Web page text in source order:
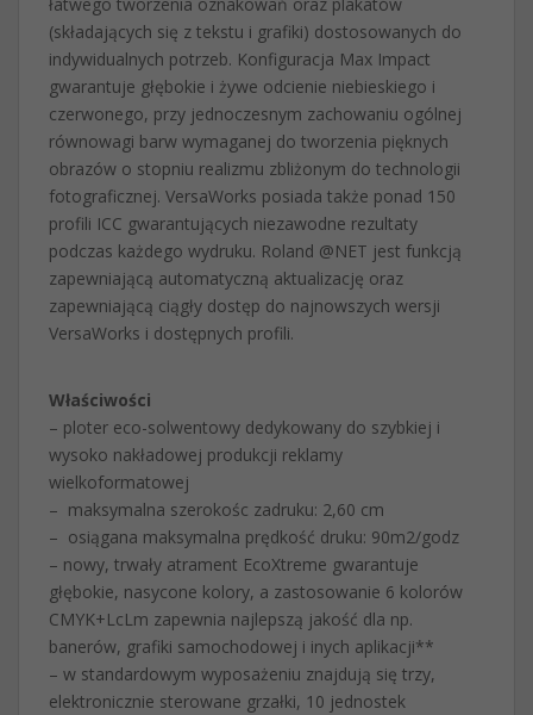
(składających się z tekstu i grafiki) dostosowanych do
indywidualnych potrzeb. Konfiguracja Max Impact
gwarantuje głębokie i żywe odcienie niebieskiego i
czerwonego, przy jednoczesnym zachowaniu ogólnej
równowagi barw wymaganej do tworzenia pięknych
obrazów o stopniu realizmu zbliżonym do technologii
fotograficznej. VersaWorks posiada także ponad 150
profili ICC gwarantujących niezawodne rezultaty
podczas każdego wydruku. Roland @NET jest funkcją
zapewniającą automatyczną aktualizację oraz
zapewniającą ciągły dostęp do najnowszych wersji
VersaWorks i dostępnych profili.
Właściwości
– ploter eco-solwentowy dedykowany do szybkiej i
wysoko nakładowej produkcji reklamy
wielkoformatowej
– maksymalna szerokośc zadruku: 2,60 cm
– osiągana maksymalna prędkość druku: 90m2/godz
– nowy, trwały atrament EcoXtreme gwarantuje
głębokie, nasycone kolory, a zastosowanie 6 kolorów
CMYK+LcLm zapewnia najlepszą jakość dla np.
banerów, grafiki samochodowej i inych aplikacji**
– w standardowym wyposażeniu znajdują się trzy,
elektronicznie sterowane grzałki, 10 jednostek